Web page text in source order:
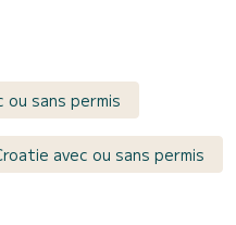
sans permis
avec ou sans permis